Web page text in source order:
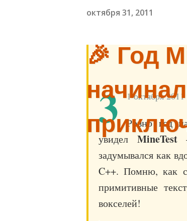
октября 31, 2011
🎉 Год
3 1 октября 2011
Ровно год
увидел MineTest—
задумывался как
C++. Помню, как
примитивные
вокселей!